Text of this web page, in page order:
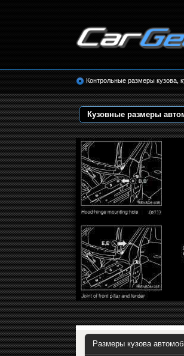
кузовные
Контрольные размеры кузова,
Кузовные размеры
Размеры кузова